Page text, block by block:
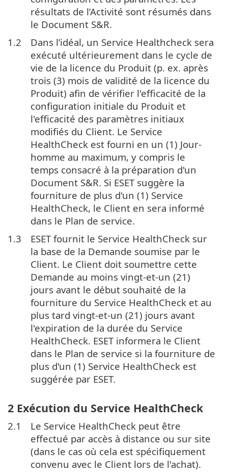
résultats de l’Activité sont résumés dans
le Document S&R.
1.2
Dans l’idéal, un Service Healthcheck sera
exécuté ultérieurement dans le cycle de
vie de la licence du Produit (p. ex. après
trois (3) mois de validité de la licence du
Produit) afin de vérifier l'efficacité de la
configuration initiale du Produit et
l'efficacité des paramètres initiaux
modifiés du Client. Le Service
HealthCheck est fourni en un (1) Jour-
homme au maximum, y compris le
temps consacré à la préparation d'un
Document S&R. Si ESET suggère la
fourniture de plus d'un (1) Service
HealthCheck, le Client en sera informé
dans le Plan de service.
1.3
ESET fournit le Service HealthCheck sur
la base de la Demande soumise par le
Client. Le Client doit soumettre cette
Demande au moins vingt-et-un (21)
jours avant le début souhaité de la
fourniture du Service HealthCheck et au
plus tard vingt-et-un (21) jours avant
l'expiration de la durée du Service
HealthCheck. ESET informera le Client
dans le Plan de service si la fourniture de
plus d'un (1) Service HealthCheck est
suggérée par ESET.
2 Exécution du Service HealthCheck
2.1
Le Service HealthCheck peut être
effectué par accès à distance ou sur site
(dans le cas où cela est spécifiquement
convenu avec le Client lors de l'achat).